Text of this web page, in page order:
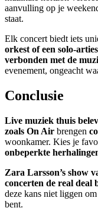
aanvulling op je
staat.
Elk concert biedt iets
orkest of een solo-
verbonden met de
evenement, ongeacht
Conclusie
Live muziek thuis
zoals On Air brengen
woonkamer. Kies je
onbeperkte
Zara Larsson’s show
concerten de real deal
deze kans niet liggen
bent.